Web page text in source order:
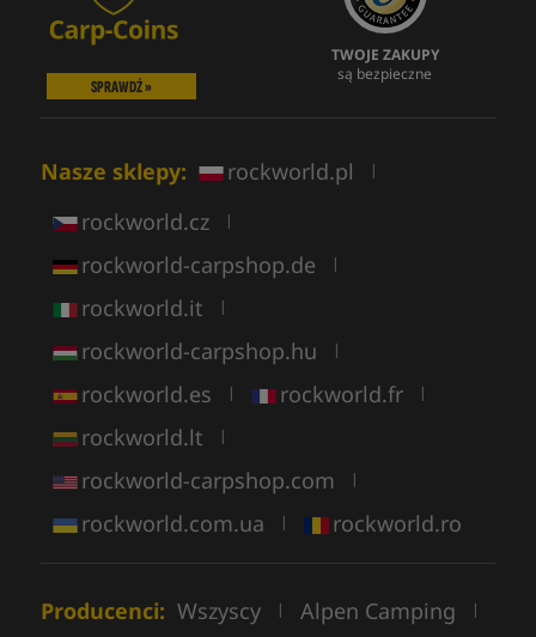
SPRAWDŹ »
TWOJE ZAKUPY
są bezpieczne
Nasze sklepy: rockworld.pl |
rockworld.cz |
rockworld-carpshop.de |
rockworld.it |
rockworld-carpshop.hu |
rockworld.es | rockworld.fr |
rockworld.lt |
rockworld-carpshop.com |
rockworld.com.ua | rockworld.ro
Producenci: Wszyscy | Alpen Camping |